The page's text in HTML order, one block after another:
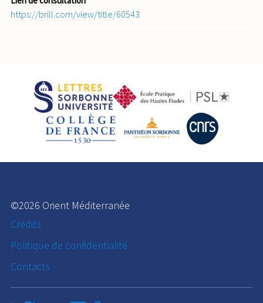
https://brill.com/view/title/60543
©2026 Orient Méditerranée
Crédits
Politique de confidentialité
Contacts